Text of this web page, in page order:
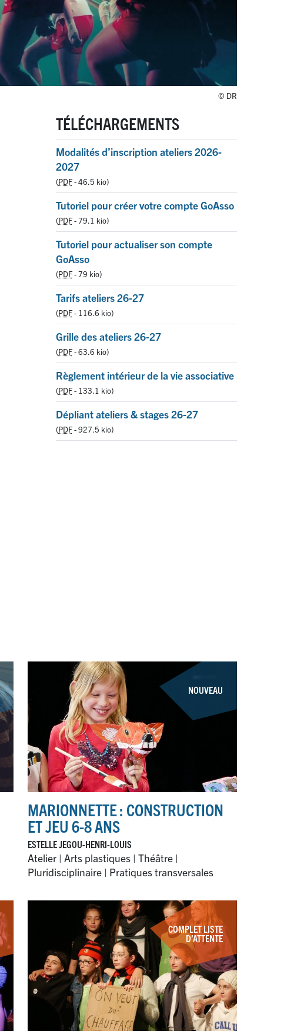
© DR
TÉLÉCHARGEMENTS
Modalités d’inscription ateliers 2026-
2027
(PDF-46.5 kio)
Tutoriel pour créer votre compte GoAsso
(PDF-79.1 kio)
Tutoriel pour actualiser son compte
GoAsso
(PDF-79 kio)
Tarifs ateliers 26-27
(PDF- 116.6 kio)
Grille des ateliers 26-27
(PDF-63.6 kio)
Règlement intérieur de la vie associative
(PDF- 133.1 kio)
Dépliant ateliers & stages 26-27
(PDF-927.5 kio)
NOUVEAU
MARIONNETTE : CONSTRUCTION
ET JEU 6-8 ANS
ESTELLE JEGOU-HENRI-LOUIS
Atelier | Arts plastiques | Théâtre |
Pluridisciplinaire | Pratiques transversales
COMPLET LISTE
D’ATTENTE